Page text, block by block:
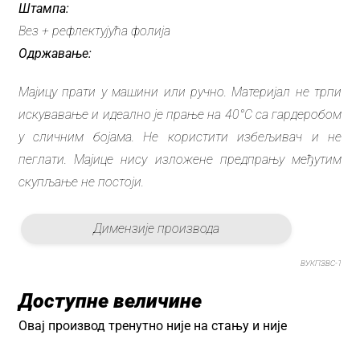
Штампа:
Вез + рефлектујућа фолија
Одржавање:
Мајицу прати у машини или ручно. Материјал не трпи
искувавање и идеално је прање на 40°C са гардеробом
у сличним бојама. Не користити избељивач и не
пеглати. Мајице нису изложене предпрању међутим
скупљање не постоји.
Димензије производа
ВУКПЗВС-1
Доступне величине
Овај производ тренутно није на стању и није